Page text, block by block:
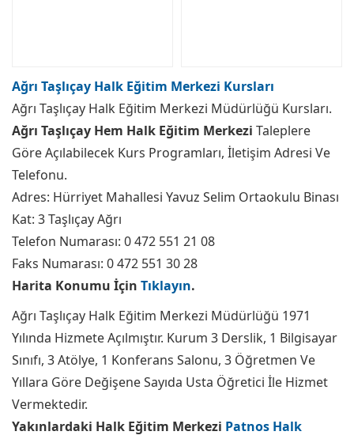
Ağrı Taşlıçay Halk Eğitim Merkezi Kursları
Ağrı Taşlıçay Halk Eğitim Merkezi Müdürlüğü Kursları.
Ağrı Taşlıçay Hem Halk Eğitim Merkezi Taleplere
Göre Açılabilecek Kurs Programları, İletişim Adresi Ve
Telefonu.
Adres: Hürriyet Mahallesi Yavuz Selim Ortaokulu Binası
Kat: 3 Taşlıçay Ağrı
Telefon Numarası: 0 472 551 21 08
Faks Numarası: 0 472 551 30 28
Harita Konumu İçin Tıklayın.
Ağrı Taşlıçay Halk Eğitim Merkezi Müdürlüğü 1971
Yılında Hizmete Açılmıştır. Kurum 3 Derslik, 1 Bilgisayar
Sınıfı, 3 Atölye, 1 Konferans Salonu, 3 Öğretmen Ve
Yıllara Göre Değişene Sayıda Usta Öğretici İle Hizmet
Vermektedir.
Yakınlardaki Halk Eğitim Merkezi Patnos Halk